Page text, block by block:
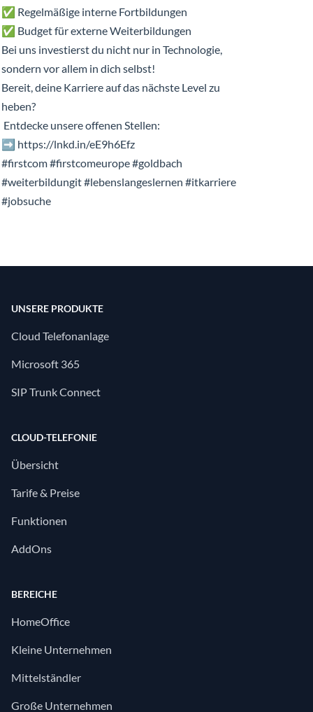
✅ Regelmäßige interne Fortbildungen
✅ Budget für externe Weiterbildungen
Bei uns investierst du nicht nur in Technologie,
sondern vor allem in dich selbst!
Bereit, deine Karriere auf das nächste Level zu
heben?
Entdecke unsere offenen Stellen:
➡️ https://lnkd.in/eE9h6Efz
#firstcom #firstcomeurope #goldbach
#weiterbildungit #lebenslangeslernen #itkarriere
#jobsuche
UNSERE PRODUKTE
Cloud Telefonanlage
Microsoft 365
SIP Trunk Connect
CLOUD-TELEFONIE
Übersicht
Tarife & Preise
Funktionen
AddOns
BEREICHE
HomeOffice
Kleine Unternehmen
Mittelständler
Große Unternehmen